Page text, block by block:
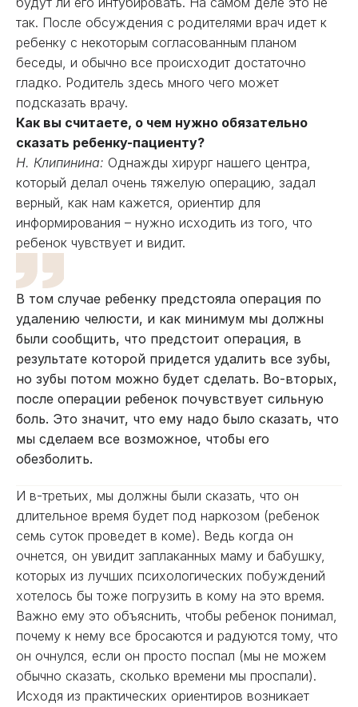
так. После обсуждения с родителями врач идет к
ребенку с некоторым согласованным планом
беседы, и обычно все происходит достаточно
гладко. Родитель здесь много чего может
подсказать врачу.
Как вы считаете, о чем нужно обязательно
сказать ребенку-пациенту?
Н. Клипинина: Однажды хирург нашего центра,
который делал очень тяжелую операцию, задал
верный, как нам кажется, ориентир для
информирования – нужно исходить из того, что
ребенок чувствует и видит.
В том случае ребенку предстояла операция по
удалению челюсти, и как минимум мы должны
были сообщить, что предстоит операция, в
результате которой придется удалить все зубы,
но зубы потом можно будет сделать. Во-вторых,
после операции ребенок почувствует сильную
боль. Это значит, что ему надо было сказать, что
мы сделаем все возможное, чтобы его
обезболить.
И в-третьих, мы должны были сказать, что он
длительное время будет под наркозом (ребенок
семь суток проведет в коме). Ведь когда он
очнется, он увидит заплаканных маму и бабушку,
которых из лучших психологических побуждений
хотелось бы тоже погрузить в кому на это время.
Важно ему это объяснить, чтобы ребенок понимал,
почему к нему все бросаются и радуются тому, что
он очнулся, если он просто поспал (мы не можем
обычно сказать, сколько времени мы проспали).
Исходя из практических ориентиров возникает